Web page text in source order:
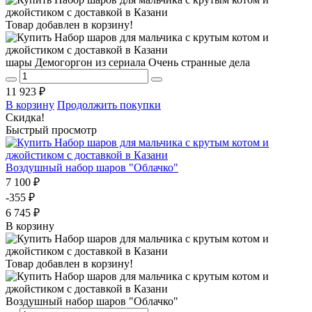
Товар добавлен в корзину!
шары Демогоргон из сериала Очень странные дела
11 923 ₽
В корзину Продолжить покупки
Скидка!
Быстрый просмотр
Воздушный набор шаров "Облачко"
7 100 ₽
-355 ₽
6 745 ₽
В корзину
Товар добавлен в корзину!
Воздушный набор шаров "Облачко"